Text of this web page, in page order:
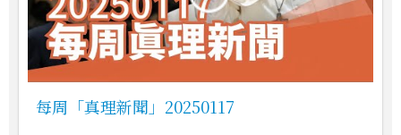
每周「真理新聞」20250117